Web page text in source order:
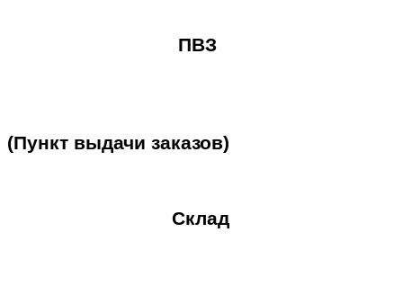
ПВЗ
(Пункт выдачи заказов)
Склад